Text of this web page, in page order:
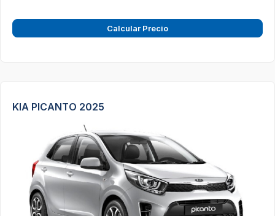
Calcular Precio
KIA PICANTO 2025